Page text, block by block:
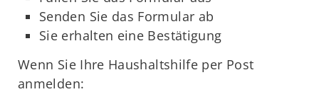
Senden Sie das Formular ab
Sie erhalten eine Bestätigung
Wenn Sie Ihre Haushaltshilfe per Post
anmelden: